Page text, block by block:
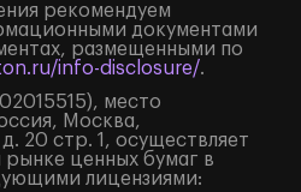
рекомендуем
документами
размещенными по
info-disclosure/.
место
Москва,
20 стр. 1, осуществляет
ценных бумаг в
лицензиями: